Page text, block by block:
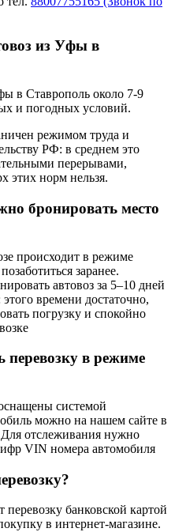
из Уфы в
в Ставрополь около 7-9
и погодных условий.
режимом труда и
РФ: в среднем это
перерывами,
этих норм нельзя.
бронировать место
происходит в режиме
заранее.
автовоз за 5–10 дней
времени достаточно,
погрузку и спокойно
в режиме
системой
можно на нашем сайте в
отслеживания нужно
VIN номера автомобиля
банковской картой
в интернет‑магазине.